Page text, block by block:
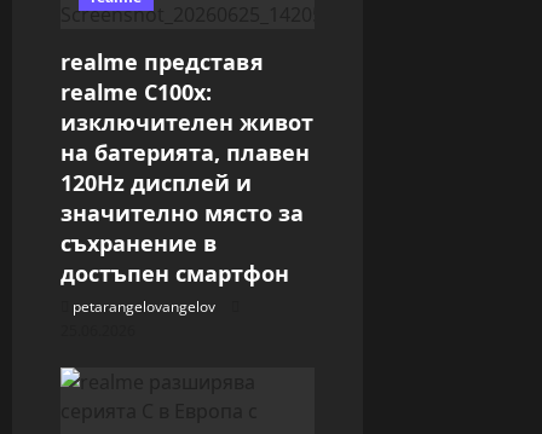
i
o
n
realme представя
realme C100x:
изключителен живот
на батерията, плавен
120Hz дисплей и
значително място за
съхранение в
достъпен смартфон
petarangelovangelov